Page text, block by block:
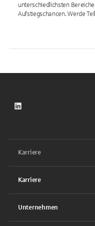
unterschiedlichsten
Aufstiegschancen. Werde
LinkedIn
Karriere
Karriere
Unternehmen